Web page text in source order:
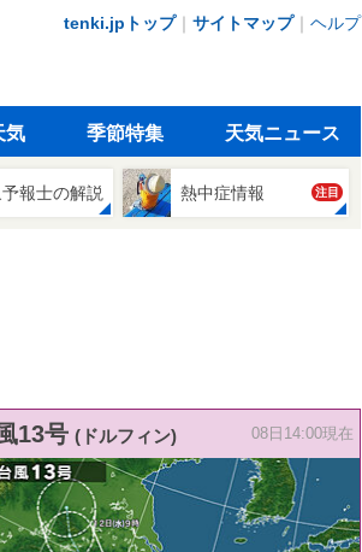
tenki.jpトップ｜ サイトマップ｜ ヘルプ
気 季節特集 天気ニュース
報士の解説 熱中症情報 注目
13号 (ドルフィン) 08日14:00現在